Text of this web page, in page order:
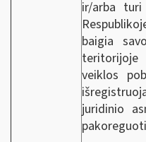
ir/arba turi
baigia
veiklos
juridinio